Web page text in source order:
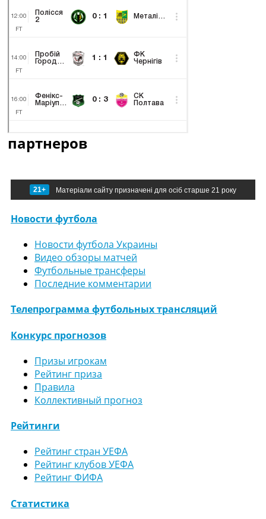
партнеров
21+ Матеріали сайту призначені для осіб старше 21 року
Новости футбола
Новости футбола Украины
Видео обзоры матчей
Футбольные трансферы
Последние комментарии
Телепрограмма футбольных трансляций
Конкурс прогнозов
Призы игрокам
Рейтинг приза
Правила
Коллективный прогноз
Рейтинги
Рейтинг стран УЕФА
Рейтинг клубов УЕФА
Рейтинг ФИФА
Статистика